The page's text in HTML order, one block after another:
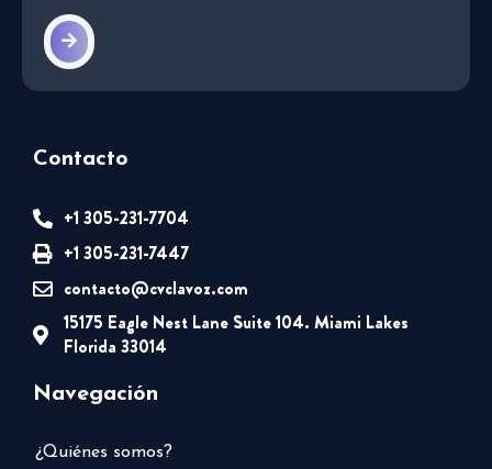
Contacto
+1 305-231-7704
+1 305-231-7447
contacto@cvclavoz.com
15175 Eagle Nest Lane Suite 104. Miami Lakes
Florida 33014
Navegación
¿Quiénes somos?